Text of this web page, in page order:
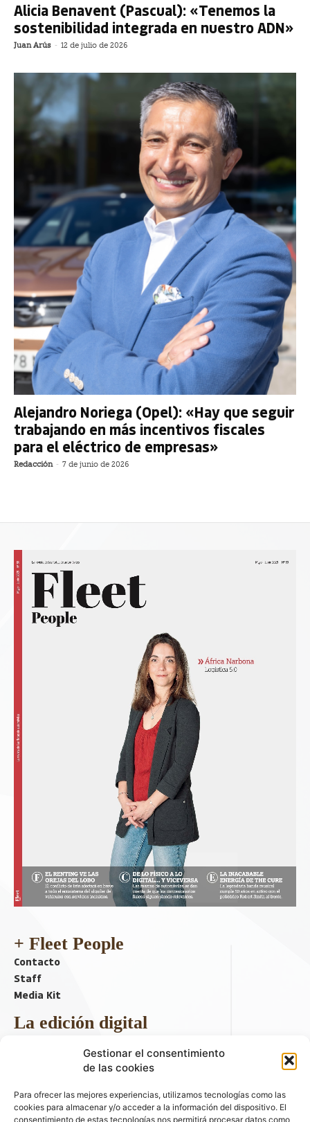
Gestionar el consentimiento
de las cookies
Para ofrecer las mejores experiencias, utilizamos tecnologías como las
cookies para almacenar y/o acceder a la información del dispositivo. El
consentimiento de estas tecnologías nos permitirá procesar datos como
Alicia Benavent (Pascual): «Tenemos la
sostenibilidad integrada en nuestro ADN»
Juan Arús - 12 de julio de 2026
Alejandro Noriega (Opel): «Hay que seguir
trabajando en más incentivos fiscales
para el eléctrico de empresas»
Redacción - 7 de junio de 2026
+ Fleet People
Contacto
Staff
Media Kit
La edición digital
Descargar último ejemplar
ir a hemeroteca
+ Contenido en redes sociales